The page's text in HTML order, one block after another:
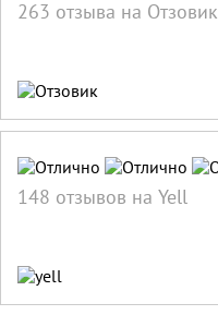
263 отзыва на Отзовик
148 отзывов на Yell